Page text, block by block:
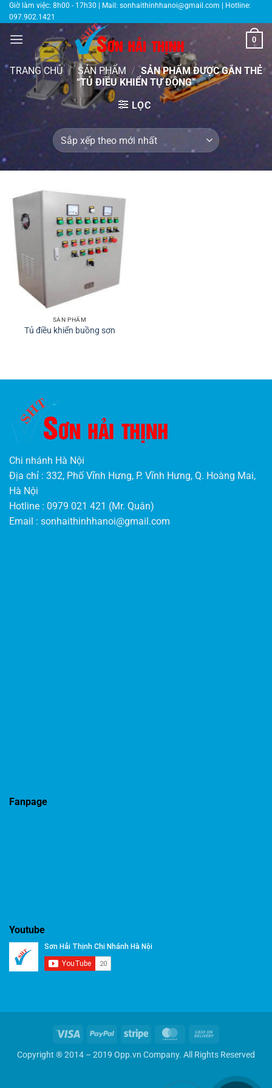
Bỏ
qua
nội
Giờ làm việc: 8h00 - 17h30 | Mail: sonhaithinhhanoi@gmail.com | Hotline:
097.902.1421
0
TRANG CHỦ / SẢN PHẨM / SẢN PHẨM ĐƯỢC GẮN THẺ
“TỦ ĐIỀU KHIỂN TỰ ĐỘNG”
LỌC
SẢN PHẨM
Tủ điều khiển buồng sơn
Chi nhánh Hà Nội
Địa chỉ : 332, Phố Vĩnh Hưng, P. Vĩnh Hưng, Q. Hoàng Mai,
Hà Nội
Hotline : 0979 021 421 (Mr. Quân)
Email : sonhaithinhhanoi@gmail.com
Fanpage
Youtube
Visa PayPal Stripe MasterCard
Delivery
Copyright ® 2014 – 2019 Opp.vn Company. All Rights Reserved